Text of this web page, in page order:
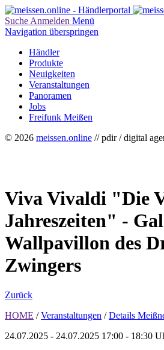
Suche Anmelden Menü
Navigation überspringen
Händler
Produkte
Neuigkeiten
Veranstaltungen
Panoramen
Jobs
Freifunk Meißen
© 2026 meissen.online // pdir / digital
Viva Vivaldi "Die
Jahreszeiten" -
Wallpavillon des
Zwingers
Zurück
HOME / Veranstaltungen / Details
24.07.2025 - 24.07.2025 17:00 - 18:30